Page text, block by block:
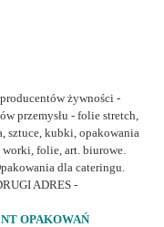
żywności -
przemysłu - folie stretch,
sztuce, kubki, opakowania
folie, art. biurowe.
dla cateringu.
ADRES -
OPAKOWAŃ